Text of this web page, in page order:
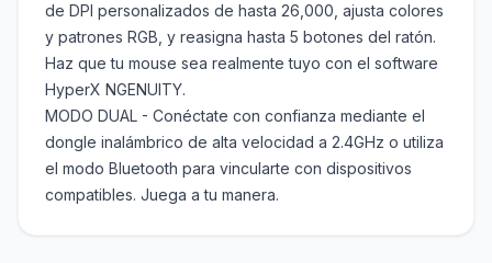
de DPI personalizados de hasta 26,000, ajusta colores
y patrones RGB, y reasigna hasta 5 botones del ratón.
Haz que tu mouse sea realmente tuyo con el software
HyperX NGENUITY.
MODO DUAL - Conéctate con confianza mediante el
dongle inalámbrico de alta velocidad a 2.4GHz o utiliza
el modo Bluetooth para vincularte con dispositivos
compatibles. Juega a tu manera.